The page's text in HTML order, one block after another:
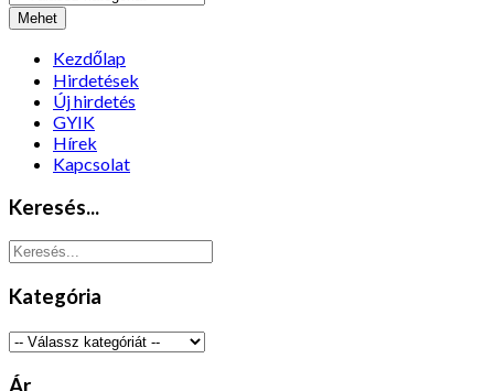
Kezdőlap
Hirdetések
Új hirdetés
GYIK
Hírek
Kapcsolat
Keresés...
Kategória
Ár